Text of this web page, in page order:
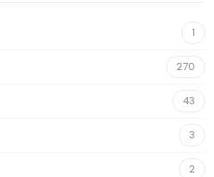
1
270
43
3
2